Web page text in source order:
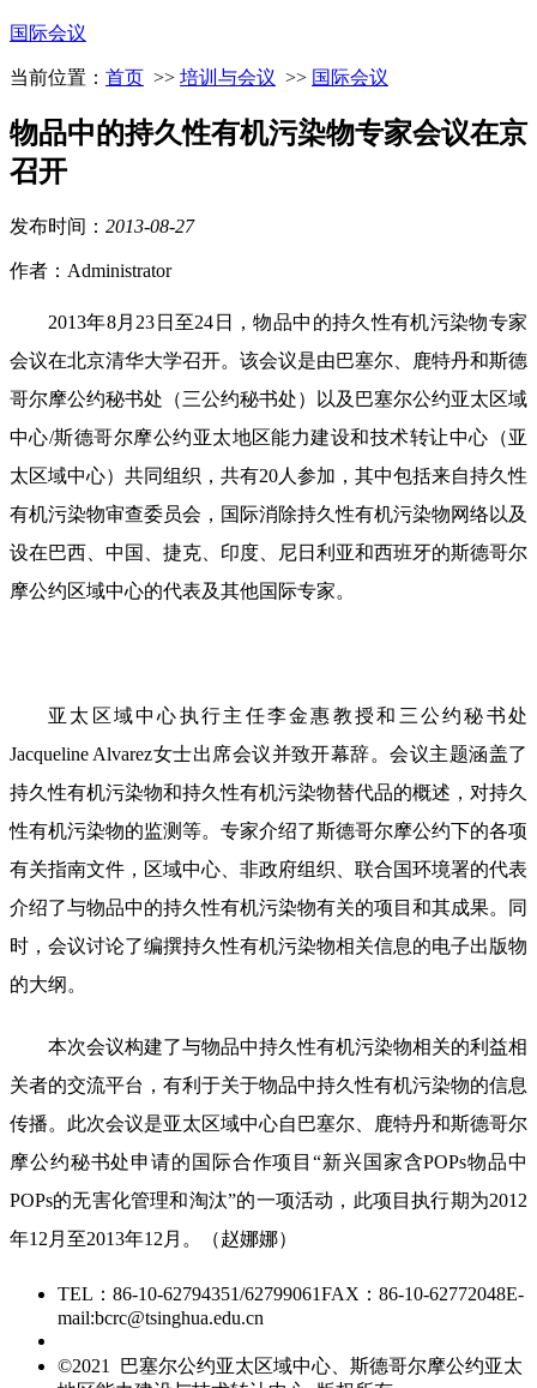
国际会议
当前位置： 首页 >> 培训与会议 >> 国际会议
物品中的持久性有机污染物专家会议在京
召开
发布时间： 2013-08-27
作者：Administrator
2013年8月23日至24日，物品中的持久性有机污染物专家
会议在北京清华大学召开。该会议是由巴塞尔、鹿特丹和斯德
哥尔摩公约秘书处（三公约秘书处）以及巴塞尔公约亚太区域
中心/斯德哥尔摩公约亚太地区能力建设和技术转让中心（亚
太区域中心）共同组织，共有20人参加，其中包括来自持久性
有机污染物审查委员会，国际消除持久性有机污染物网络以及
设在巴西、中国、捷克、印度、尼日利亚和西班牙的斯德哥尔
摩公约区域中心的代表及其他国际专家。
亚太区域中心执行主任李金惠教授和三公约秘书处
Jacqueline Alvarez女士出席会议并致开幕辞。会议主题涵盖了
持久性有机污染物和持久性有机污染物替代品的概述，对持久
性有机污染物的监测等。专家介绍了斯德哥尔摩公约下的各项
有关指南文件，区域中心、非政府组织、联合国环境署的代表
介绍了与物品中的持久性有机污染物有关的项目和其成果。同
时，会议讨论了编撰持久性有机污染物相关信息的电子出版物
的大纲。
本次会议构建了与物品中持久性有机污染物相关的利益相
关者的交流平台，有利于关于物品中持久性有机污染物的信息
传播。此次会议是亚太区域中心自巴塞尔、鹿特丹和斯德哥尔
摩公约秘书处申请的国际合作项目“新兴国家含POPs物品中
POPs的无害化管理和淘汰”的一项活动，此项目执行期为2012
年12月至2013年12月。（赵娜娜）
TEL：86-10-62794351/62799061FAX：86-10-62772048E-
mail:bcrc@tsinghua.edu.cn
©2021 巴塞尔公约亚太区域中心、斯德哥尔摩公约亚太